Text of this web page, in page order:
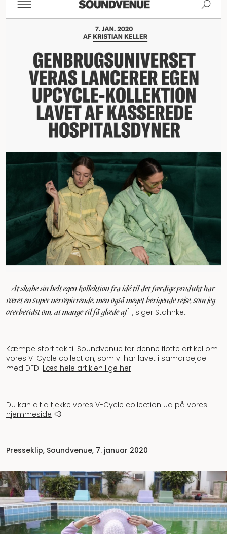
»At skabe sin helt egen kollektion fra idé til det færdige produkt har
været en super nervepirrende, men også meget berigende rejse, som jeg
overbevidst om, at mange vil få glæde af« , siger Stahnke.
Kæmpe stort tak til Soundvenue for denne flotte artikel om
vores V-Cycle collection, som vi har lavet i samarbejde
med DFD. Læs hele artiklen lige her!
Du kan altid tjekke vores V-Cycle collection ud på vores
hjemmeside <3
Presseklip, Soundvenue, 7. januar 2020